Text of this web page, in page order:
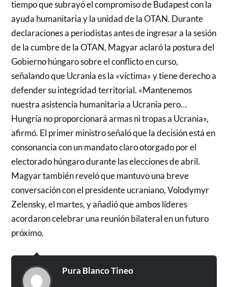
tiempo que subrayó el compromiso de Budapest con la
ayuda humanitaria y la unidad de la OTAN. Durante
declaraciones a periodistas antes de ingresar a la sesión
de la cumbre de la OTAN, Magyar aclaró la postura del
Gobierno húngaro sobre el conflicto en curso,
señalando que Ucrania es la «víctima» y tiene derecho a
defender su integridad territorial. «Mantenemos
nuestra asistencia humanitaria a Ucrania pero…
Hungría no proporcionará armas ni tropas a Ucrania»,
afirmó. El primer ministro señaló que la decisión está en
consonancia con un mandato claro otorgado por el
electorado húngaro durante las elecciones de abril.
Magyar también reveló que mantuvo una breve
conversación con el presidente ucraniano, Volodymyr
Zelensky, el martes, y añadió que ambos líderes
acordaron celebrar una reunión bilateral en un futuro
próximo.
Pura Blanco Tineo